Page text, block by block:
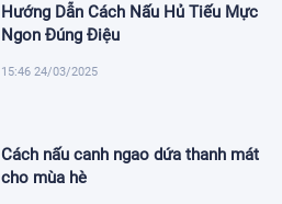
Hướng Dẫn Cách Nấu Hủ Tiếu Mực
Ngon Đúng Điệu
15:46 24/03/2025
Cách nấu canh ngao dứa thanh mát
cho mùa hè